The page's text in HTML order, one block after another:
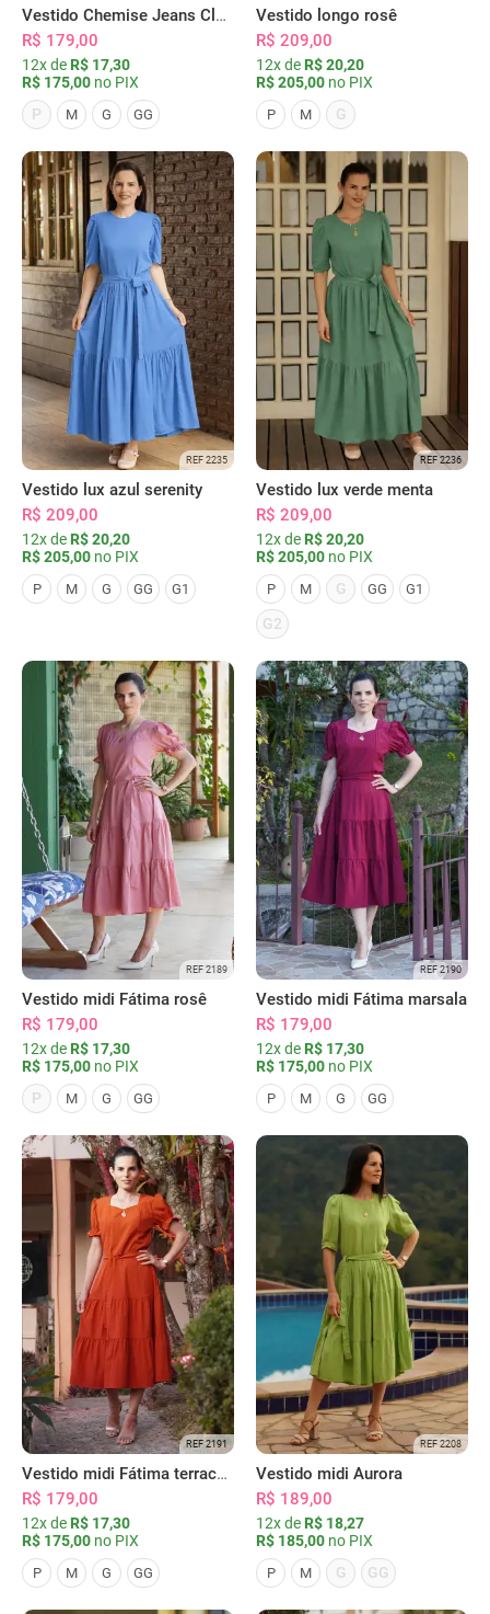
Vestido Chemise Jeans Clássica Serena
R$ 179,00
12x de R$ 17,30
R$ 175,00 no PIX
P
M G GG
Vestido longo rosê
R$ 209,00
12x de R$ 20,20
R$ 205,00 no PIX
P M G
REF 2235
Vestido lux azul serenity
R$ 209,00
12x de R$ 20,20
R$ 205,00 no PIX
P M G GG G1
REF 2236
Vestido lux verde menta
R$ 209,00
12x de R$ 20,20
R$ 205,00 no PIX
P M G GG G1
G2
REF 2189
Vestido midi Fátima rosê
R$ 179,00
12x de R$ 17,30
R$ 175,00 no PIX
P
M G GG
REF 2190
Vestido midi Fátima marsala
R$ 179,00
12x de R$ 17,30
R$ 175,00 no PIX
P M G GG
REF 2191
Vestido midi Fátima terracota
R$ 179,00
12x de R$ 17,30
R$ 175,00 no PIX
P M G GG
REF 2208
Vestido midi Aurora
R$ 189,00
12x de R$ 18,27
R$ 185,00 no PIX
P M G GG